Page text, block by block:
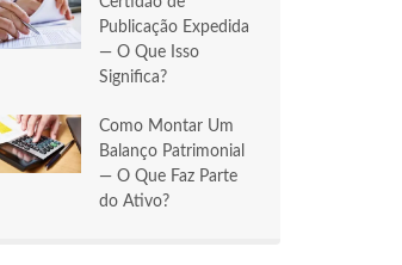
Publicação Expedida
— O Que Isso
Significa?
Como Montar Um
Balanço Patrimonial
— O Que Faz Parte
do Ativo?